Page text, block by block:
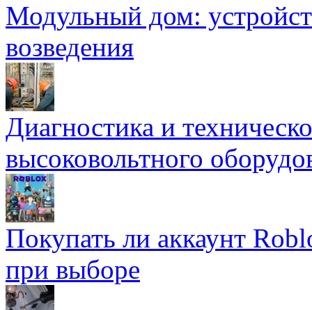
Модульный дом:
возведения
Диагностика и
высоковольтного
Покупать ли аккаунт
при выборе